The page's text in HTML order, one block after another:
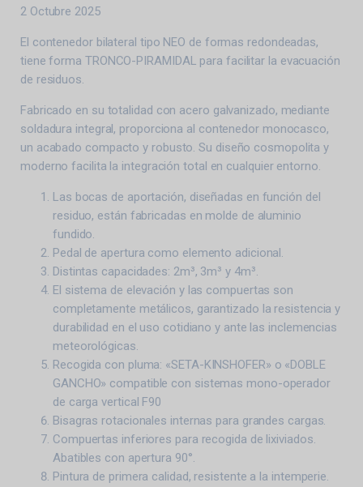
2 Octubre 2025
El contenedor bilateral tipo NEO de formas redondeadas,
tiene forma TRONCO-PIRAMIDAL para facilitar la evacuación
de residuos.
Fabricado en su totalidad con acero galvanizado, mediante
soldadura integral, proporciona al contenedor monocasco,
un acabado compacto y robusto. Su diseño cosmopolita y
moderno facilita la integración total en cualquier entorno.
Las bocas de aportación, diseñadas en función del
residuo, están fabricadas en molde de aluminio
fundido.
Pedal de apertura como elemento adicional.
Distintas capacidades: 2m³, 3m³ y 4m³.
El sistema de elevación y las compuertas son
completamente metálicos, garantizado la resistencia y
durabilidad en el uso cotidiano y ante las inclemencias
meteorológicas.
Recogida con pluma: «SETA-KINSHOFER» o «DOBLE
GANCHO» compatible con sistemas mono-operador
de carga vertical F90
Bisagras rotacionales internas para grandes cargas.
Compuertas inferiores para recogida de lixiviados.
Abatibles con apertura 90°.
Pintura de primera calidad, resistente a la intemperie.